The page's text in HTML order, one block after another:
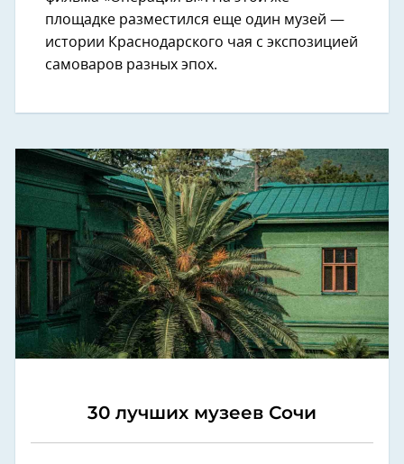
площадке разместился еще один музей —
истории Краснодарского чая с экспозицией
самоваров разных эпох.
30 лучших музеев Сочи